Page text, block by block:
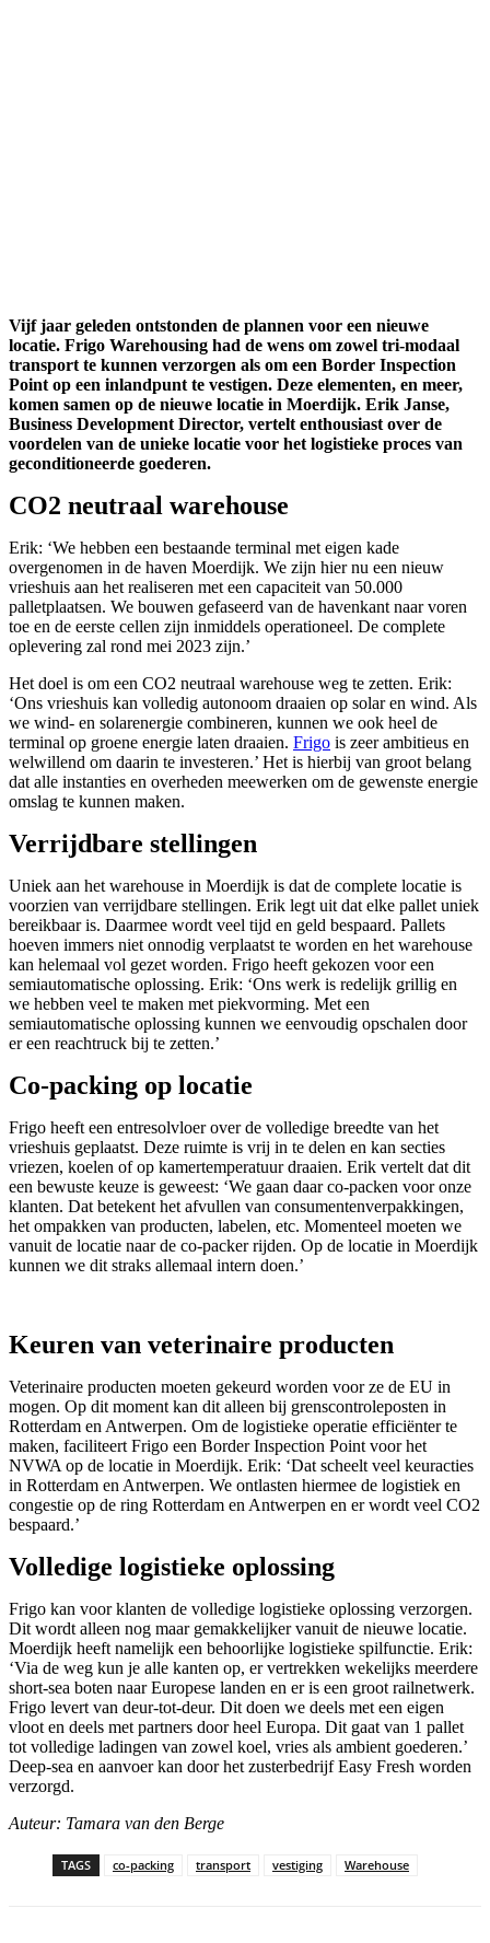
Vijf jaar geleden ontstonden de plannen voor een nieuwe
locatie. Frigo Warehousing had de wens om zowel tri-modaal
transport te kunnen verzorgen als om een Border Inspection
Point op een inlandpunt te vestigen. Deze elementen, en meer,
komen samen op de nieuwe locatie in Moerdijk. Erik Janse,
Business Development Director, vertelt enthousiast over de
voordelen van de unieke locatie voor het logistieke proces van
geconditioneerde goederen.
CO2 neutraal warehouse
Erik: ‘We hebben een bestaande terminal met eigen kade
overgenomen in de haven Moerdijk. We zijn hier nu een nieuw
vrieshuis aan het realiseren met een capaciteit van 50.000
palletplaatsen. We bouwen gefaseerd van de havenkant naar voren
toe en de eerste cellen zijn inmiddels operationeel. De complete
oplevering zal rond mei 2023 zijn.’
Het doel is om een CO2 neutraal warehouse weg te zetten. Erik:
‘Ons vrieshuis kan volledig autonoom draaien op solar en wind. Als
we wind- en solarenergie combineren, kunnen we ook heel de
terminal op groene energie laten draaien. Frigo is zeer ambitieus en
welwillend om daarin te investeren.’ Het is hierbij van groot belang
dat alle instanties en overheden meewerken om de gewenste energie
omslag te kunnen maken.
Verrijdbare stellingen
Uniek aan het warehouse in Moerdijk is dat de complete locatie is
voorzien van verrijdbare stellingen. Erik legt uit dat elke pallet uniek
bereikbaar is. Daarmee wordt veel tijd en geld bespaard. Pallets
hoeven immers niet onnodig verplaatst te worden en het warehouse
kan helemaal vol gezet worden. Frigo heeft gekozen voor een
semiautomatische oplossing. Erik: ‘Ons werk is redelijk grillig en
we hebben veel te maken met piekvorming. Met een
semiautomatische oplossing kunnen we eenvoudig opschalen door
er een reachtruck bij te zetten.’
Co-packing op locatie
Frigo heeft een entresolvloer over de volledige breedte van het
vrieshuis geplaatst. Deze ruimte is vrij in te delen en kan secties
vriezen, koelen of op kamertemperatuur draaien. Erik vertelt dat dit
een bewuste keuze is geweest: ‘We gaan daar co-packen voor onze
klanten. Dat betekent het afvullen van consumentenverpakkingen,
het ompakken van producten, labelen, etc. Momenteel moeten we
vanuit de locatie naar de co-packer rijden. Op de locatie in Moerdijk
kunnen we dit straks allemaal intern doen.’
Keuren van veterinaire producten
Veterinaire producten moeten gekeurd worden voor ze de EU in
mogen. Op dit moment kan dit alleen bij grenscontroleposten in
Rotterdam en Antwerpen. Om de logistieke operatie efficiënter te
maken, faciliteert Frigo een Border Inspection Point voor het
NVWA op de locatie in Moerdijk. Erik: ‘Dat scheelt veel keuracties
in Rotterdam en Antwerpen. We ontlasten hiermee de logistiek en
congestie op de ring Rotterdam en Antwerpen en er wordt veel CO2
bespaard.’
Volledige logistieke oplossing
Frigo kan voor klanten de volledige logistieke oplossing verzorgen.
Dit wordt alleen nog maar gemakkelijker vanuit de nieuwe locatie.
Moerdijk heeft namelijk een behoorlijke logistieke spilfunctie. Erik:
‘Via de weg kun je alle kanten op, er vertrekken wekelijks meerdere
short-sea boten naar Europese landen en er is een groot railnetwerk.
Frigo levert van deur-tot-deur. Dit doen we deels met een eigen
vloot en deels met partners door heel Europa. Dit gaat van 1 pallet
tot volledige ladingen van zowel koel, vries als ambient goederen.’
Deep-sea en aanvoer kan door het zusterbedrijf Easy Fresh worden
verzorgd.
Auteur: Tamara van den Berge
TAGS co-packing transport vestiging Warehouse